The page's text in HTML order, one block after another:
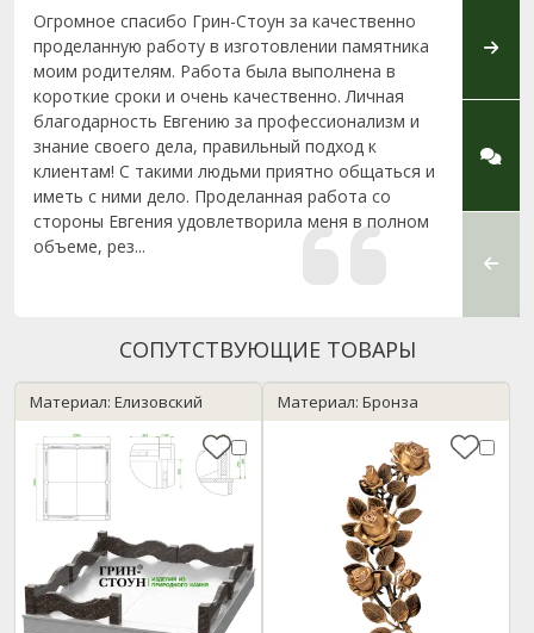
Огромное спасибо Грин-Стоун за качественно
проделанную работу в изготовлении памятника
моим родителям. Работа была выполнена в
короткие сроки и очень качественно. Личная
благодарность Евгению за профессионализм и
знание своего дела, правильный подход к
клиентам! С такими людьми приятно общаться и
иметь с ними дело. Проделанная работа со
стороны Евгения удовлетворила меня в полном
объеме, рез...
СОПУТСТВУЮЩИЕ ТОВАРЫ
Материал: Елизовский Материал: Бронза